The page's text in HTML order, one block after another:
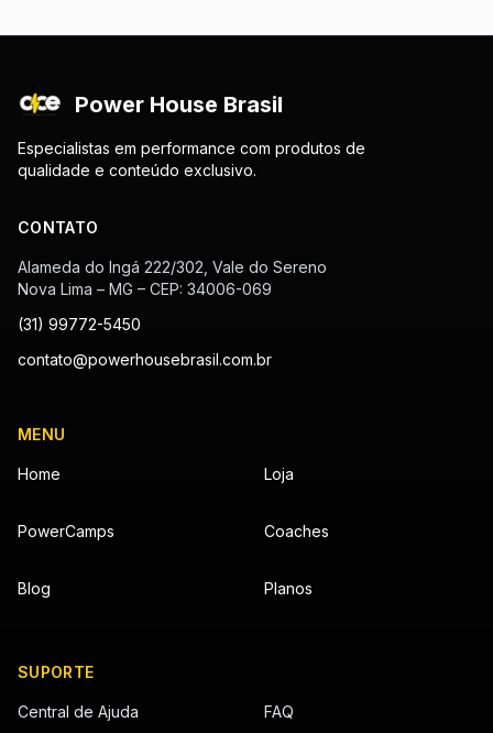
Power House Brasil
Especialistas em performance com produtos de
qualidade e conteúdo exclusivo.
CONTATO
Alameda do Ingá 222/302, Vale do Sereno
Nova Lima – MG – CEP: 34006-069
(31) 99772-5450
contato@powerhousebrasil.com.br
MENU
Home Loja
PowerCamps Coaches
Blog Planos
SUPORTE
Central de Ajuda FAQ